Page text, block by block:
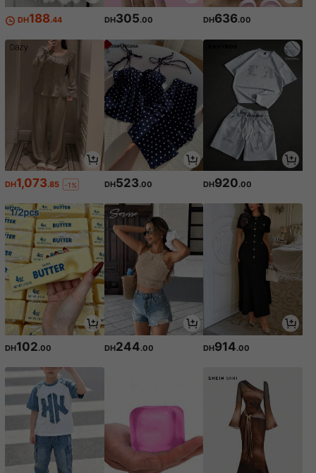
DH188.44 DH305.00 DH636.00
DH1,073.85 -1% DH523.00 DH920.00
DH102.00 DH244.00 DH914.00